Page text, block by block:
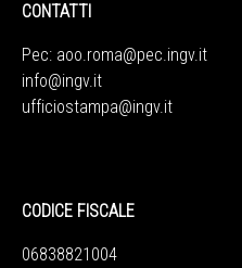
CONTATTI
Pec: aoo.roma@pec.ingv.it
info@ingv.it
ufficiostampa@ingv.it
CODICE FISCALE
06838821004